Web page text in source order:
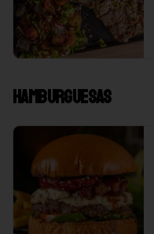
Hamburguesas